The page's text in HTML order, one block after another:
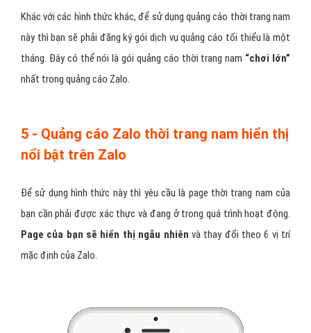
Khác với các hình thức khác, để sử dụng quảng cáo thời trang nam
này thì bạn sẽ phải đăng ký gói dịch vụ quảng cáo tối thiểu là một
tháng. Đây có thể nói là gói quảng cáo thời trang nam “chơi lớn”
nhất trong quảng cáo Zalo.
5 - Quảng cáo Zalo thời trang nam hiển thị
nổi bật trên Zalo
Để sử dụng hình thức này thì yêu cầu là page thời trang nam của
bạn cần phải được xác thực và đang ở trong quá trình hoạt động.
Page của bạn sẽ hiển thị ngẫu nhiên và thay đổi theo 6 vị trí
mặc định của Zalo.